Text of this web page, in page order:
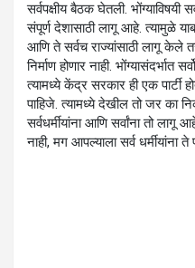
सर्वपक्षीय बैठक घेतली. भोंग्याविषयी
संपूर्ण देशासाठी लागू आहे. त्यामुळे
आणि ते सर्वच राज्यांसाठी लागू केले
निर्माण होणार नाही. भोंग्यासंदर्भात
त्यामध्ये केंद्र सरकार ही एक
पाहिजे. त्यामध्ये देखील तो जर का
सर्वधर्मीयांना आणि सर्वांना तो
नाही, मग आपल्याला सर्व धर्मीयांना